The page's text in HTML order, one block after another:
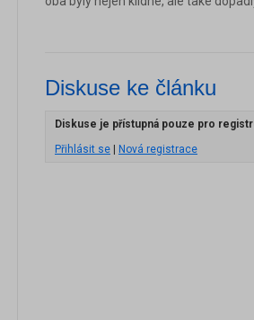
Diskuse ke článku
Diskuse je přístupná pouze pro
Přihlásit se
Nová registrace